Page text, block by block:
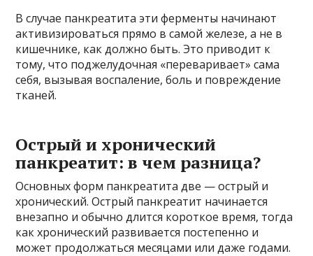
В случае панкреатита эти ферменты начинают
активизироваться прямо в самой железе, а не в
кишечнике, как должно быть. Это приводит к
тому, что поджелудочная «переваривает» сама
себя, вызывая воспаление, боль и повреждение
тканей.
Острый и хронический
панкреатит: в чем разница?
Основных форм панкреатита две — острый и
хронический. Острый панкреатит начинается
внезапно и обычно длится короткое время, тогда
как хронический развивается постепенно и
может продолжаться месяцами или даже годами.